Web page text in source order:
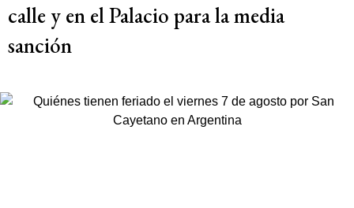
calle y en el Palacio para la media
sanción